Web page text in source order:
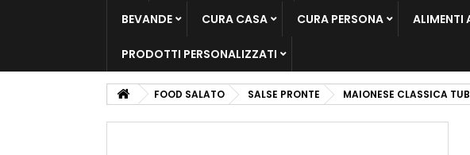
BEVANDE CURA CASA CURA PERSONA ALIMENTI
PRODOTTI PERSONALIZZATI
FOOD SALATO SALSE PRONTE MAIONESE CLASSICA